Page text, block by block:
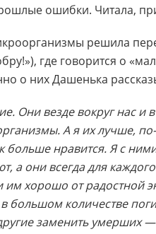
ошибки. Читала,
решила
где говорится о
о них Дашенька
Они везде вокруг нас и
А я их лучше,
больше нравится. Я с
а они всегда для
им хорошо от радостной
большом количестве
заменить умерших —